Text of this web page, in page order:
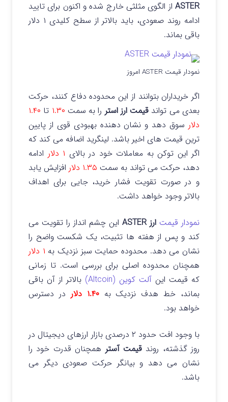
ASTER از الگوی مثلثی خارج شده و اکنون برای تایید
ادامه روند صعودی، باید بالاتر از سطح کلیدی ۱ دلار
باقی بماند.
نمودار قیمت ASTER امروز
اگر خریداران بتوانند از این محدوده دفاع کنند، حرکت
بعدی می تواند قیمت‌ ارز استر را به سمت ۱.۳۰ تا ۱.۴۰
دلار سوق دهد و نشان دهنده بهبودی قوی از پایین
ترین قیمت های اخیر باشد. لینگرید اضافه می کند که
اگر این توکن به معاملات خود در بالای
ادامه
دهد، حرکت می تواند به سمت ۱.۳۵ دلار
افزایش یابد
و در صورت تقویت فشار خرید، جایی برای اهداف
بالاتر وجود خواهد داشت.
نمودار قیمت ارز ASTER
این چشم انداز را تقویت می
کند و پس از هفته ها تثبیت، یک شکست واضح را
نشان می دهد. محدوده حمایت سبز نزدیک به
همچنان محدوده اصلی برای بررسی است. تا زمانی
که قیمت اینآلت کوین (Altcoin)
بالاتر از آن باقی
بماند، خط هدف نزدیک به۱.۴۰ دلار
در دسترس
خواهد بود.
با وجود افت حدود ۲ درصدی بازار ارزهای دیجیتال در
روز گذشته، روند قیمت آستر همچنان قدرت خود را
نشان می دهد و بیانگر حرکت صعودی دیگر می
باشد.